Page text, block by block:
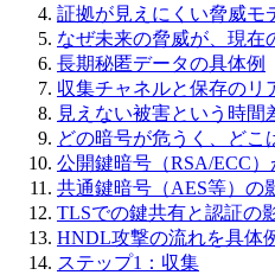
証拠が見えにくい脅威モ
なぜ未来の脅威が、現在
長期秘匿データの具体例
収集チャネルと保存のリ
見えない被害という時間
どの暗号が危うく、どこ
公開鍵暗号（RSA/ECC
共通鍵暗号（AES等）の
TLSでの鍵共有と認証の
HNDL攻撃の流れを具体
ステップ1：収集